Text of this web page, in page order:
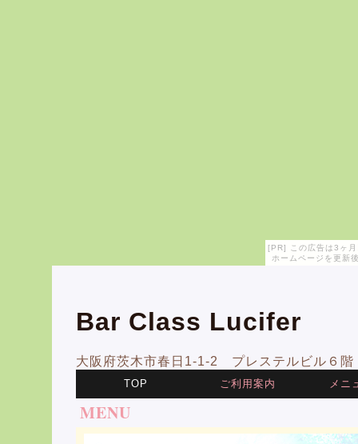
[PR] この広告は3ヶ
ホームページを更新
Bar Class Lucifer
大阪府茨木市春日1-1-2 プレステルビル６
TOP ご利用案内 メニ
MENU